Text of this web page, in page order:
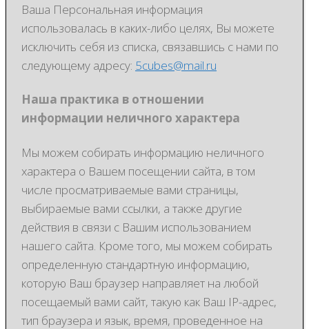
Ваша Персональная информация
использовалась в каких-либо целях, Вы можете
исключить себя из списка, связавшись с нами по
следующему адресу: 5cubes@mail.ru
Наша практика в отношении
информации неличного характера
Мы можем собирать информацию неличного
характера о Вашем посещении сайта, в том
числе просматриваемые вами страницы,
выбираемые вами ссылки, а также другие
действия в связи с Вашим использованием
нашего сайта. Кроме того, мы можем собирать
определенную стандартную информацию,
которую Ваш браузер направляет на любой
посещаемый вами сайт, такую как Ваш IP-адрес,
тип браузера и язык, время, проведенное на